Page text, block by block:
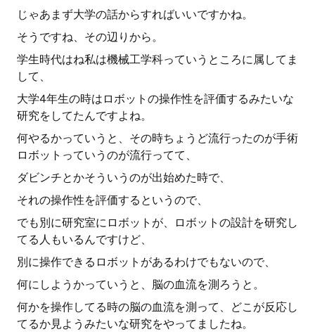
じゃあまず大学の話からすればいいですかね。
そうですね、その辺りから。
学生時代はね私は機械工学科っていうところに属してま
して、
大学4年生の時はロボットの操作性を評価するみたいな
研究をしてたんですよね。
何やるかっていうと、その時ちょうど流行ったのが手術
ロボットっていうのが流行ってて、
ダビンチとかそういうのが出始めた時で、
それの操作性を評価するというので、
でも別に研究室にロボットが、ロボットの設計を研究し
てる人もいるんですけど、
別に操作できるロボットがあるわけでもないので、
何にしようかっていうと、脳の血流を測ろうと。
何かを操作してる時の脳の血流を測って、どこが反応し
てるか見ようみたいな研究をやってましたね。